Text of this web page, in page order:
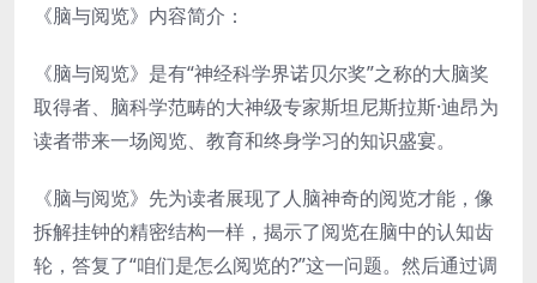
《脑与阅览》内容简介：
《脑与阅览》是有“神经科学界诺贝尔奖”之称的大脑奖
取得者、脑科学范畴的大神级专家斯坦尼斯拉斯·迪昂为
读者带来一场阅览、教育和终身学习的知识盛宴。
《脑与阅览》先为读者展现了人脑神奇的阅览才能，像
拆解挂钟的精密结构一样，揭示了阅览在脑中的认知齿
轮，答复了“咱们是怎么阅览的?”这一问题。然后通过调